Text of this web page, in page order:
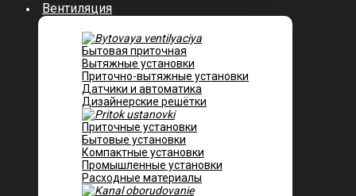
Вентиляция
Бытовая приточная
Вытяжные установки
Приточно-вытяжные установки
Датчики и автоматика
Дизайнерские решётки
Приточные установки
Бытовые установки
Компактные установки
Промышленные установки
Расходные материалы